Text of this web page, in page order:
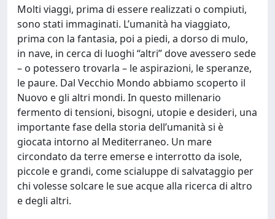
Molti viaggi, prima di essere realizzati o compiuti,
sono stati immaginati. L’umanità ha viaggiato,
prima con la fantasia, poi a piedi, a dorso di mulo,
in nave, in cerca di luoghi “altri” dove avessero sede
– o potessero trovarla – le aspirazioni, le speranze,
le paure. Dal Vecchio Mondo abbiamo scoperto il
Nuovo e gli altri mondi. In questo millenario
fermento di tensioni, bisogni, utopie e desideri, una
importante fase della storia dell’umanità si è
giocata intorno al Mediterraneo. Un mare
circondato da terre emerse e interrotto da isole,
piccole e grandi, come scialuppe di salvataggio per
chi volesse solcare le sue acque alla ricerca di altro
e degli altri.